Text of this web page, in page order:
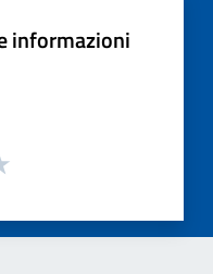
informazioni